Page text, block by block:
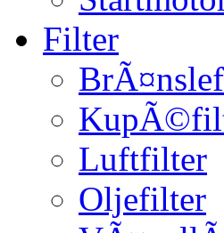
Filter
Luftfilter
Oljefilter